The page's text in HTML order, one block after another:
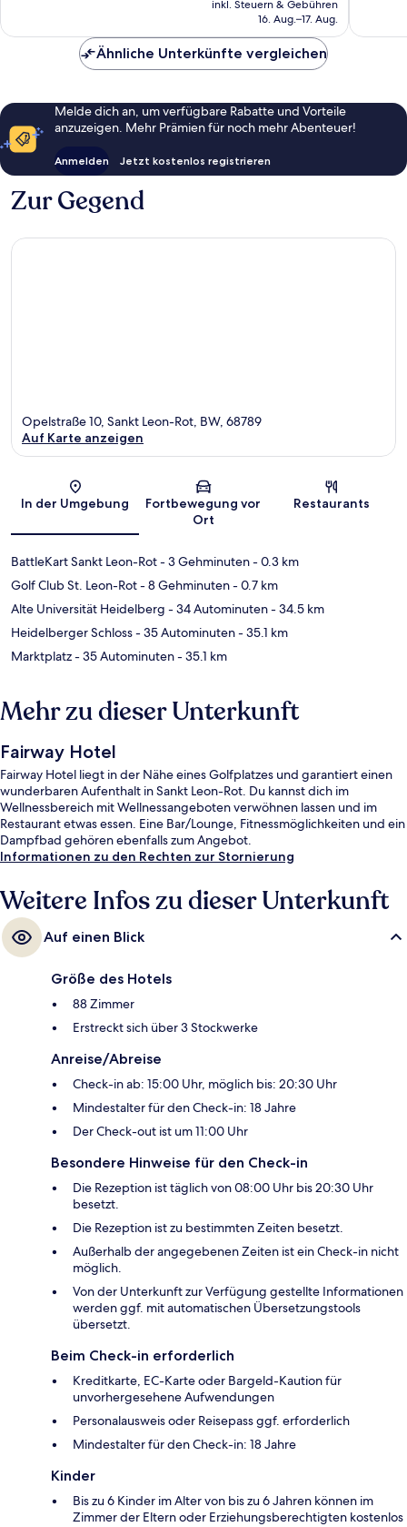
beträgt
inkl. Steuern & Gebühren
16. Aug.–17. Aug.
Ähnliche Unterkünfte vergleichen
Melde dich an, um verfügbare Rabatte und Vorteile
anzuzeigen. Mehr Prämien für noch mehr Abenteuer!
Anmelden Jetzt kostenlos registrieren
Zur Gegend
Karte
Opelstraße 10, Sankt Leon-Rot, BW, 68789
Auf Karte anzeigen
In der Umgebung
Fortbewegung vor
Ort
Restaurants
BattleKart Sankt Leon-Rot- 3 Gehminuten- 0.3 km
Golf Club St. Leon-Rot- 8 Gehminuten- 0.7 km
Alte Universität Heidelberg - 34 Autominuten- 34.5 km
Heidelberger Schloss- 35 Autominuten- 35.1 km
Marktplatz- 35 Autominuten- 35.1 km
Mehr zu dieser Unterkunft
Fairway Hotel
Fairway Hotel liegt in der Nähe eines Golfplatzes und garantiert einen
wunderbaren Aufenthalt in Sankt Leon-Rot. Du kannst dich im
Wellnessbereich mit Wellnessangeboten verwöhnen lassen und im
Restaurant etwas essen. Eine Bar/Lounge, Fitnessmöglichkeiten und ein
Dampfbad gehören ebenfalls zum Angebot.
Informationen zu den Rechten zur Stornierung
Weitere Infos zu dieser Unterkunft
Auf einen Blick
Größe des Hotels
88 Zimmer
Erstreckt sich über 3 Stockwerke
Anreise/Abreise
Check-in ab: 15:00 Uhr, möglich bis: 20:30 Uhr
Mindestalter für den Check-in: 18 Jahre
Der Check-out ist um 11:00 Uhr
Besondere Hinweise für den Check-in
Die Rezeption ist täglich von 08:00 Uhr bis 20:30 Uhr
besetzt.
Die Rezeption ist zu bestimmten Zeiten besetzt.
Außerhalb der angegebenen Zeiten ist ein Check-in nicht
möglich.
Von der Unterkunft zur Verfügung gestellte Informationen
werden ggf. mit automatischen Übersetzungstools
übersetzt.
Beim Check-in erforderlich
Kreditkarte, EC-Karte oder Bargeld-Kaution für
unvorhergesehene Aufwendungen
Personalausweis oder Reisepass ggf. erforderlich
Mindestalter für den Check-in: 18 Jahre
Kinder
Bis zu 6 Kinder im Alter von bis zu 6 Jahren können im
Zimmer der Eltern oder Erziehungsberechtigten kostenlos